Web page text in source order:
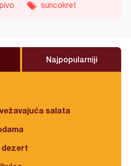
pivo suncokret
Najpopularniji
salata
dezert